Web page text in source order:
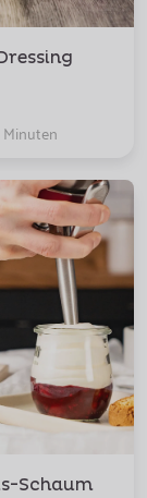
Schaum